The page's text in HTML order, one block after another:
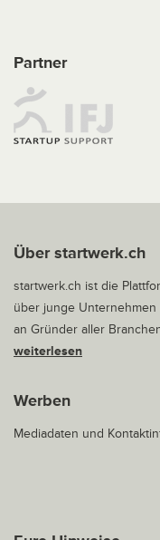
Partner
Über startwerk.ch
startwerk.ch ist die
über junge
an Gründer aller
weiterlesen
Werben
Mediadaten und